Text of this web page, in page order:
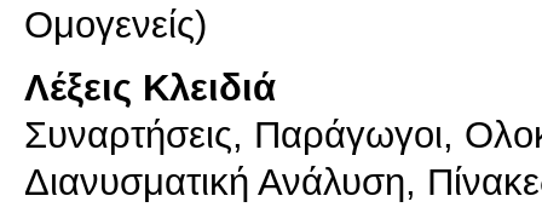
Ομογενείς)
Λέξεις Κλειδιά
Συναρτήσεις, Παράγωγοι,
Διανυσματική Ανάλυση,